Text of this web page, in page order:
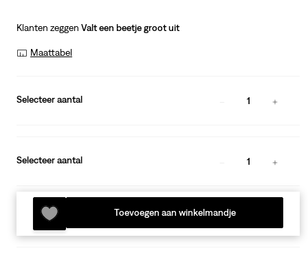
Klanten zeggen Valt een beetje groot uit
Maattabel
Selecteer aantal 1
Selecteer aantal 1
Toevoegen aan winkelmandje